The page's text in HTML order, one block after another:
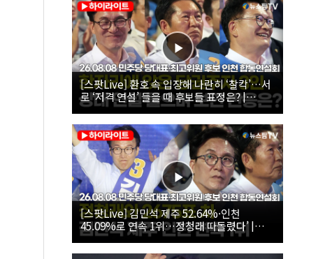
[스팟Live] 환호 속 입장해 나란히 ‘찰칵’…서
로 ‘저격 연설’ 들을 때 후보들 표정은? |
26.08.08 더불어민주당 당대표·최고위원 후
보 인천 합동연설회
[스팟Live] 김민석 제주 52.64%·인천
45.09%로 연속 1위…정청래 따돌렸다’ |
26.08.08 더불어민주당 당대표·최고위원 후
보 인천 합동연설회